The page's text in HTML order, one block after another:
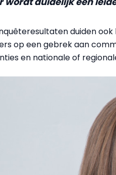
duiden
op een gebrek aan
en nationale of